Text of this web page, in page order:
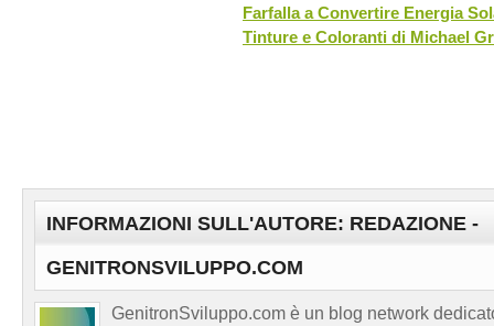
Farfalla a Convertire Energia
Tinture e Coloranti di Michael
INFORMAZIONI SULL'AUTORE: REDAZIONE -
GENITRONSVILUPPO.COM
GenitronSviluppo.com è un blog network